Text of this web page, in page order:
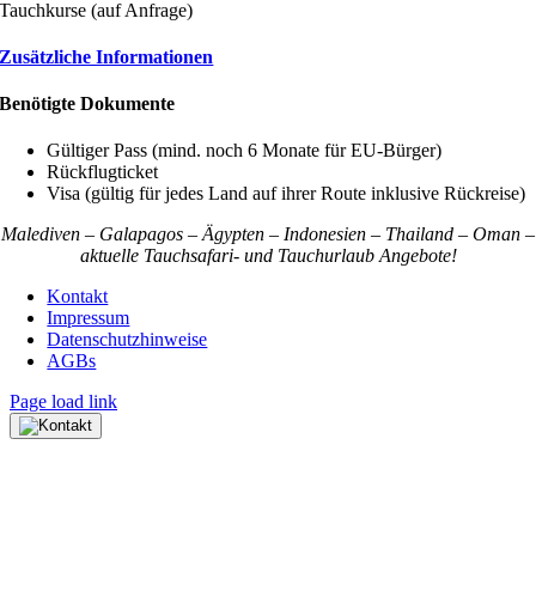
Tauchkurse (auf Anfrage)
Zusätzliche Informationen
Benötigte Dokumente
Gültiger Pass (mind. noch 6 Monate für EU-Bürger)
Rückflugticket
Visa (gültig für jedes Land auf ihrer Route inklusive Rückreise)
Malediven – Galapagos – Ägypten – Indonesien – Thailand – Oman –
aktuelle Tauchsafari- und Tauchurlaub Angebote!
Kontakt
Impressum
Datenschutzhinweise
AGBs
Page load link